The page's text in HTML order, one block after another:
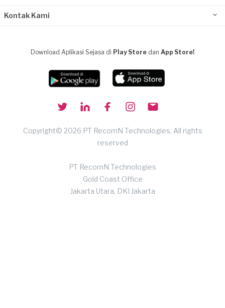
Kontak Kami
Download Aplikasi Sejasa di Play Store dan App Store!
Copyright© 2026 PT RecomN Technologies, All rights
reserved
PT RecomN Technologies
Gold Coast Office
Jakarta Utara, DKI Jakarta